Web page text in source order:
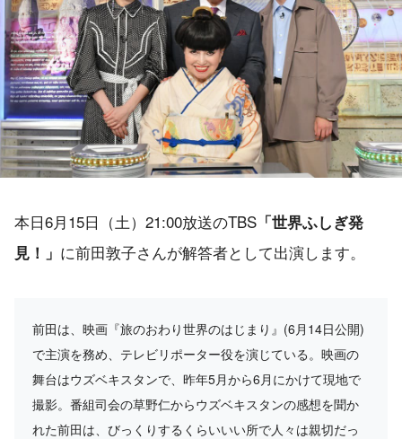
本日6月15日（土）21:00放送のTBS 「世界ふしぎ発
見！」 に前田敦子さんが解答者として出演します。
前田は、映画『旅のおわり世界のはじまり』(6月14日公開)
で主演を務め、テレビリポーター役を演じている。映画の
舞台はウズベキスタンで、昨年5月から6月にかけて現地で
撮影。番組司会の草野仁からウズベキスタンの感想を聞か
れた前田は、びっくりするくらいいい所で人々は親切だっ